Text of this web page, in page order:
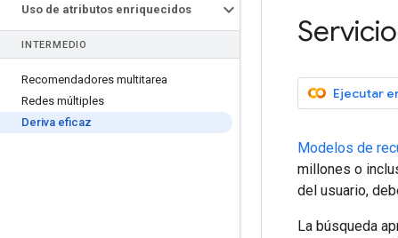
Uso de atributos enriquecidos
INTERMEDIO
Recomendadores multitarea
Redes múltiples
Deriva eficaz
Ejecutar
Modelos de
millones o
del usuario,
La búsqueda